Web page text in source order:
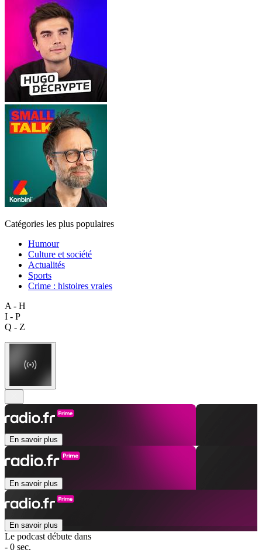
Catégories les plus populaires
Humour
Culture et société
Actualités
Sports
Crime : histoires vraies
A - H
I - P
Q - Z
En savoir plus
En savoir plus
En savoir plus
Le podcast débute dans
- 0 sec.